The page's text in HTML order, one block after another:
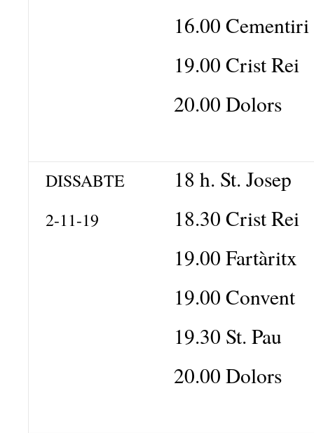
16.00 Cementiri
19.00 Crist Rei
20.00 Dolors
DISSABTE
2-11-19
18 h. St. Josep
18.30 Crist Rei
19.00 Fartàritx
19.00 Convent
19.30 St. Pau
20.00 Dolors